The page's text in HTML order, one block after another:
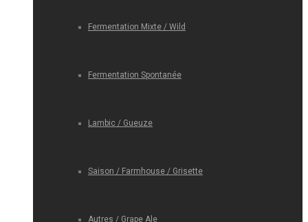
Fermentation Mixte / Wild
Fermentation Spontanée
Lambic / Gueuze
Saison / Farmhouse / Grisette
Autres / Grape Ale